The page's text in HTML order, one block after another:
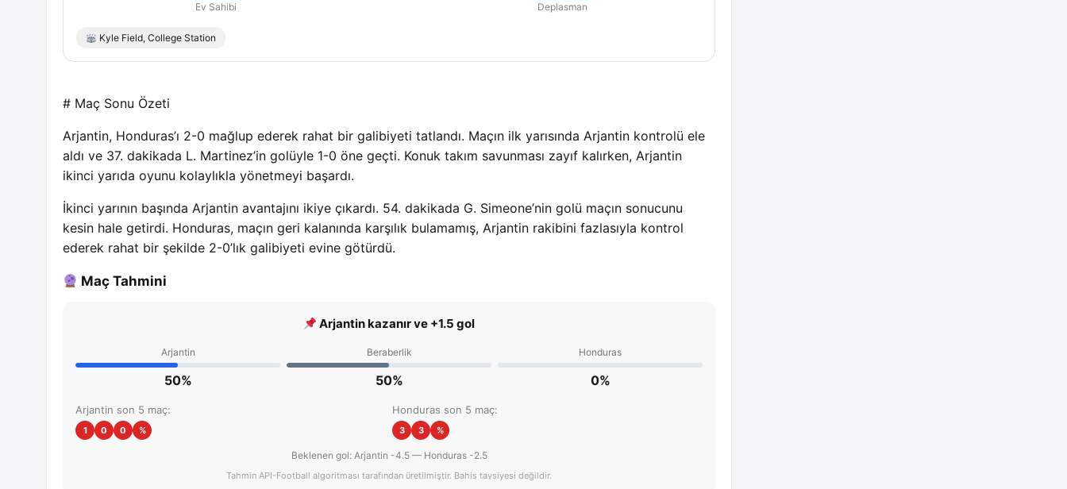
Ev Sahibi Deplasman
Kyle Field, College Station
# Maç Sonu Özeti
Arjantin, Honduras’ı 2-0 mağlup ederek rahat bir galibiyeti tatlandı. Maçın ilk yarısında Arjantin kontrolü ele
aldı ve 37. dakikada L. Martinez’in golüyle 1-0 öne geçti. Konuk takım savunması zayıf kalırken, Arjantin
ikinci yarıda oyunu kolaylıkla yönetmeyi başardı.
İkinci yarının başında Arjantin avantajını ikiye çıkardı. 54. dakikada G. Simeone’nin golü maçın sonucunu
kesin hale getirdi. Honduras, maçın geri kalanında karşılık bulamamış, Arjantin rakibini fazlasıyla kontrol
ederek rahat bir şekilde 2-0’lık galibiyeti evine götürdü.
Maç Tahmini
Arjantin kazanır ve +1.5 gol
Arjantin
50%
Beraberlik
50%
Honduras
0%
Arjantin son 5 maç:
1 0 0 %
Honduras son 5 maç:
3 3 %
Beklenen gol: Arjantin -4.5 — Honduras -2.5
Tahmin API-Football algoritması tarafından üretilmiştir. Bahis tavsiyesi değildir.